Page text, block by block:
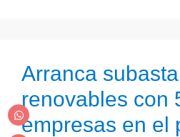
Arranca
renovables con
empresas en el